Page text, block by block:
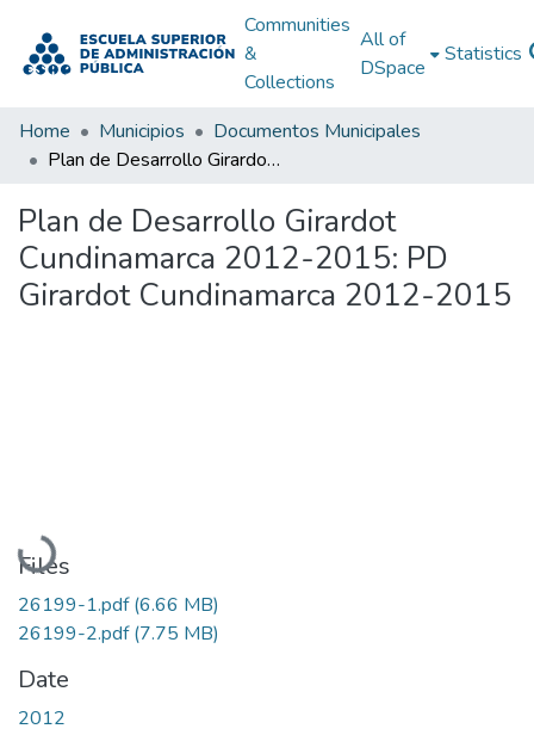
Communities
&
Collections
All of
DSpace
Statistics
Home Municipios
Documentos Municipales
Plan de Desarrollo Girardot Cundinamarca 2012-2015: PD Girardot Cundinamarca 2012-2015
Plan de Desarrollo Girardot
Cundinamarca 2012-2015: PD
Girardot Cundinamarca 2012-2015
Loading...
Files
26199-1.pdf(6.66 MB)
26199-2.pdf(7.75 MB)
Date
2012